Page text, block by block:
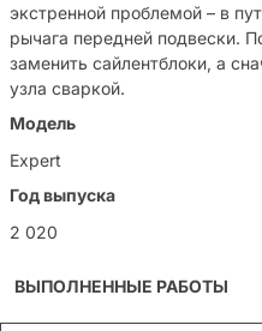
экстренной проблемой – в
рычага передней подвески.
заменить сайлентблоки, а
узла сваркой.
Модель
Expert
Год выпуска
2 020
ВЫПОЛНЕННЫЕ РАБОТЫ